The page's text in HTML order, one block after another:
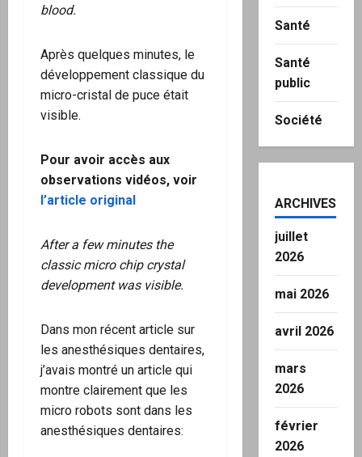
blood.
Après quelques minutes, le
développement classique du
micro-cristal de puce était
visible.
Pour avoir accès aux
observations vidéos, voir
l’article original
After a few minutes the
classic micro chip crystal
development was visible.
Dans mon récent article sur
les anesthésiques dentaires,
j’avais montré un article qui
montre clairement que les
micro robots sont dans les
anesthésiques dentaires:
Santé
Santé
public
Société
ARCHIVES
juillet
2026
mai 2026
avril 2026
mars
2026
février
2026